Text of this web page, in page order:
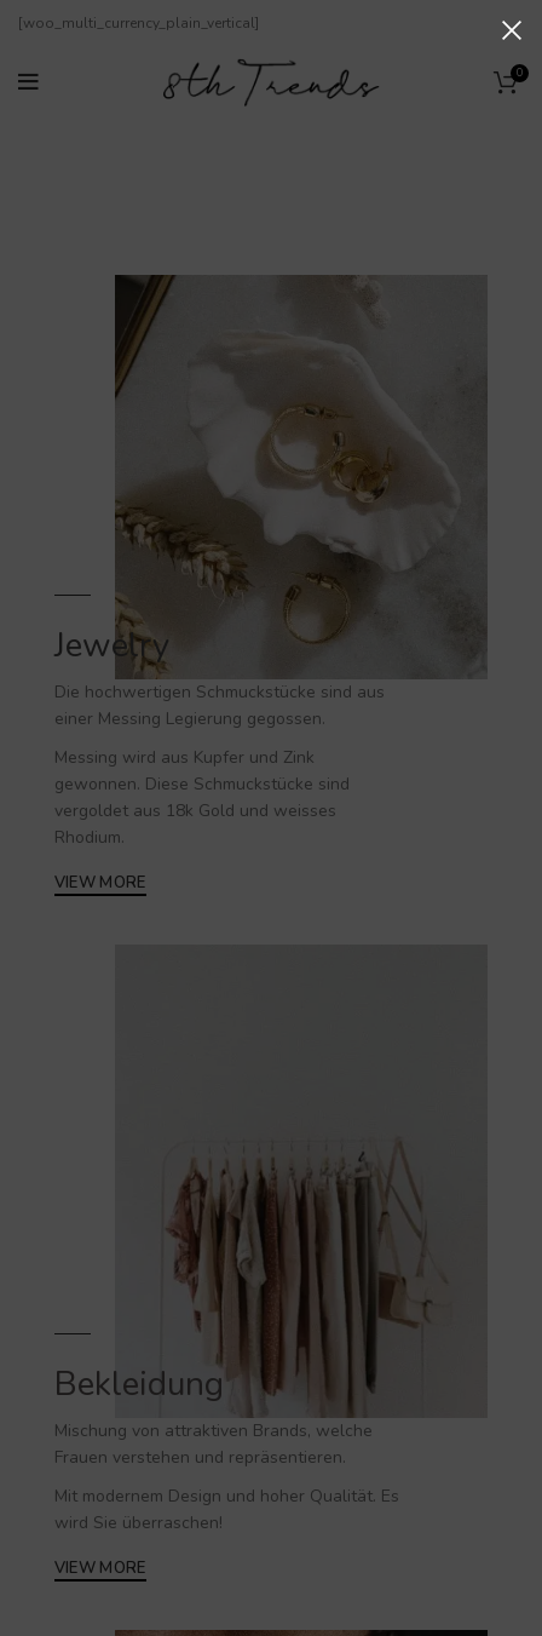
[woo_multi_currency_plain_vertical]
0
Jewelry
Die hochwertigen Schmuckstücke sind aus
einer Messing Legierung gegossen.
Messing wird aus Kupfer und Zink
gewonnen. Diese Schmuckstücke sind
vergoldet aus 18k Gold und weisses
Rhodium.
VIEW MORE
Bekleidung
Mischung von attraktiven Brands, welche
Frauen verstehen und repräsentieren.
Mit modernem Design und hoher Qualität. Es
wird Sie überraschen!
VIEW MORE